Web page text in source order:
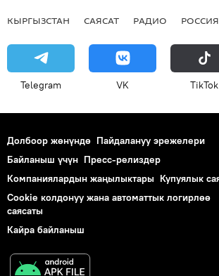
КЫРГЫЗСТАН САЯСАТ РАДИО РОССИЯ
Telegram VK ТikТоk
Долбоор жөнүндө Пайдалануу эрежелери
Байланыш үчүн Пресс-релиздер
Компаниялардын жаңылыктары Купуялык
Cookie колдонуу жана автоматтык логирлөө
саясаты
Кайра байланыш